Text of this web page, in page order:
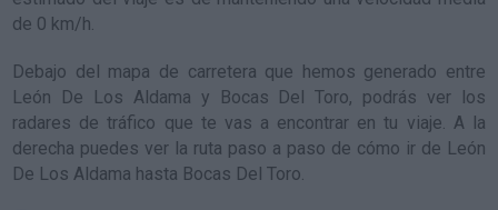
de 0 km/h.
Debajo del mapa de carretera que hemos generado entre
León De Los Aldama y Bocas Del Toro, podrás ver los
radares de tráfico que te vas a encontrar en tu viaje. A la
derecha puedes ver la ruta paso a paso de cómo ir de León
De Los Aldama hasta Bocas Del Toro.